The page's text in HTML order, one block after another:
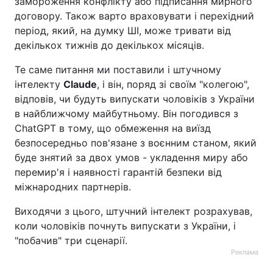
договору. Також варто враховувати і перехідний
період, який, на думку ШІ, може тривати від
декількох тижнів до декількох місяців.
Те саме питання ми поставили і штучному
інтелекту Claude, і він, поряд зі своїм "колегою",
відповів, чи будуть випускати чоловіків з України
в найближчому майбутньому. Він погодився з
ChatGPT в тому, що обмеження на виїзд
безпосередньо пов'язане з воєнним станом, який
буде знятий за двох умов - укладення миру або
перемир'я і наявності гарантій безпеки від
міжнародних партнерів.
Виходячи з цього, штучний інтелект розрахував,
коли чоловіків почнуть випускати з України, і
"побачив" три сценарії.
Реклама